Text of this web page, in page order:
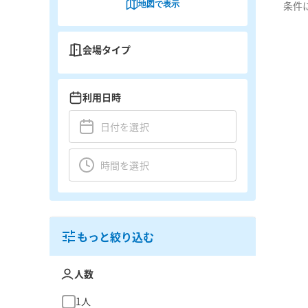
条件
地図で表示
会場タイプ
利用日時
もっと絞り込む
人数
1人